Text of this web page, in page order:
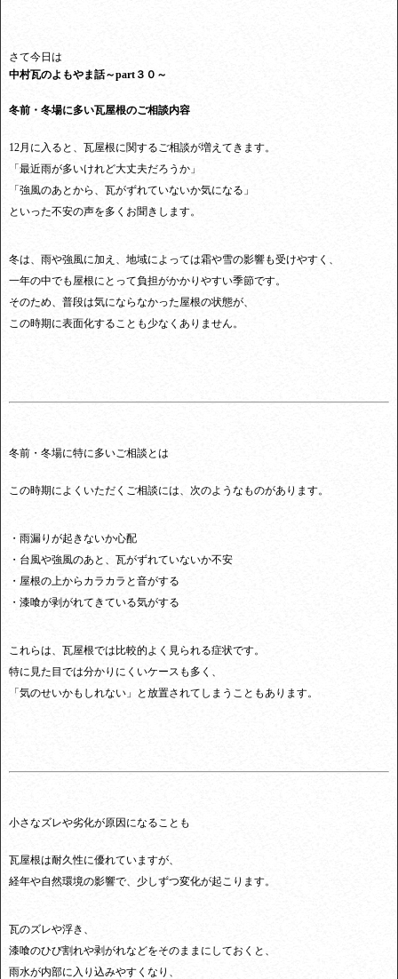
さて今日は
中村瓦のよもやま話～part３０～
冬前・冬場に多い瓦屋根のご相談内容
12月に入ると、瓦屋根に関するご相談が増えてきます。
「最近雨が多いけれど大丈夫だろうか」
「強風のあとから、瓦がずれていないか気になる」
といった不安の声を多くお聞きします。
冬は、雨や強風に加え、地域によっては霜や雪の影響も受けやすく、
一年の中でも屋根にとって負担がかかりやすい季節です。
そのため、普段は気にならなかった屋根の状態が、
この時期に表面化することも少なくありません。
冬前・冬場に特に多いご相談とは
この時期によくいただくご相談には、次のようなものがあります。
・雨漏りが起きないか心配
・台風や強風のあと、瓦がずれていないか不安
・屋根の上からカラカラと音がする
・漆喰が剥がれてきている気がする
これらは、瓦屋根では比較的よく見られる症状です。
特に見た目では分かりにくいケースも多く、
「気のせいかもしれない」と放置されてしまうこともあります。
小さなズレや劣化が原因になることも
瓦屋根は耐久性に優れていますが、
経年や自然環境の影響で、少しずつ変化が起こります。
瓦のズレや浮き、
漆喰のひび割れや剥がれなどをそのままにしておくと、
雨水が内部に入り込みやすくなり、